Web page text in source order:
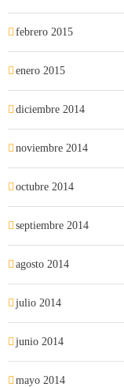
febrero 2015
enero 2015
diciembre 2014
noviembre 2014
octubre 2014
septiembre 2014
agosto 2014
julio 2014
junio 2014
mayo 2014